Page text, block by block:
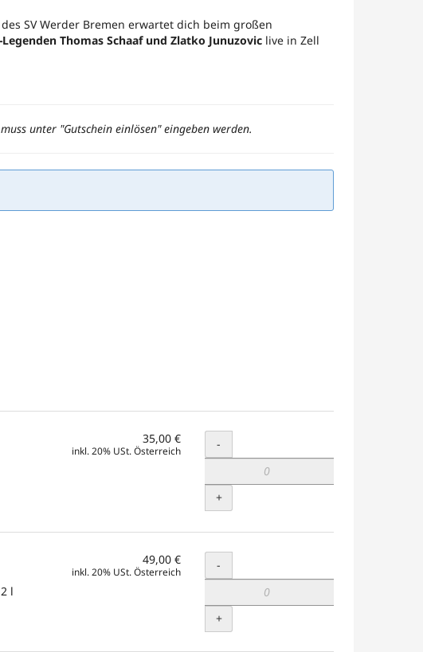
SV Werder Bremen erwartet dich beim großen
Thomas Schaaf und Zlatko Junuzovic live in Zell
unter "Gutschein einlösen" eingeben werden.
35,00 €
inkl. 20% USt. Österreich Menge
-
+
l
49,00 €
inkl. 20% USt. Österreich Menge
-
+